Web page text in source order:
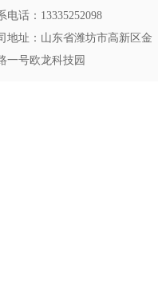
电话：13335252098
地址：山东省潍坊市高新区金
一号欧龙科技园